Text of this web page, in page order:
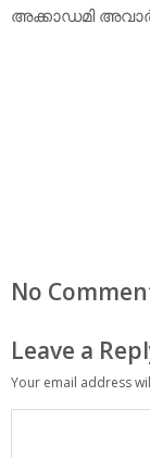
അക്കാഡമി
No
Leave a
Your email address